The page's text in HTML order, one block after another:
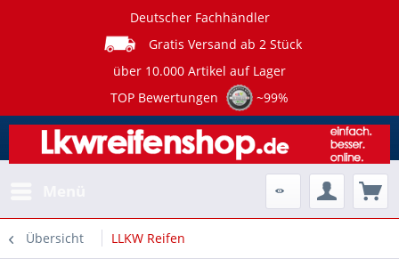
Deutscher Fachhändler
Gratis Versand ab 2 Stück
über 10.000 Artikel auf Lager
TOP Bewertungen
~99%
Übersicht LLKW Reifen